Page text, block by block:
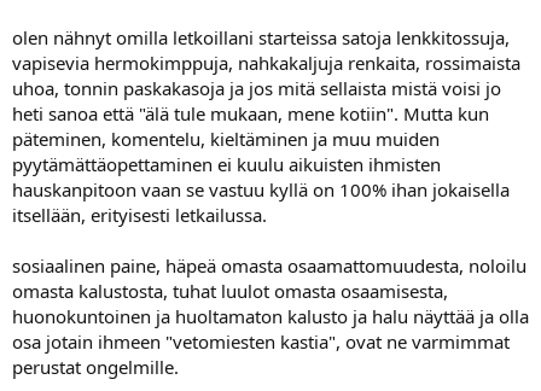
olen nähnyt omilla letkoillani starteissa satoja lenkkitossuja,
vapisevia hermokimppuja, nahkakaljuja renkaita, rossimaista
uhoa, tonnin paskakasoja ja jos mitä sellaista mistä voisi jo
heti sanoa että "älä tule mukaan, mene kotiin". Mutta kun
päteminen, komentelu, kieltäminen ja muu muiden
pyytämättäopettaminen ei kuulu aikuisten ihmisten
hauskanpitoon vaan se vastuu kyllä on 100% ihan jokaisella
itsellään, erityisesti letkailussa.
sosiaalinen paine, häpeä omasta osaamattomuudesta, noloilu
omasta kalustosta, tuhat luulot omasta osaamisesta,
huonokuntoinen ja huoltamaton kalusto ja halu näyttää ja olla
osa jotain ihmeen "vetomiesten kastia", ovat ne varmimmat
perustat ongelmille.